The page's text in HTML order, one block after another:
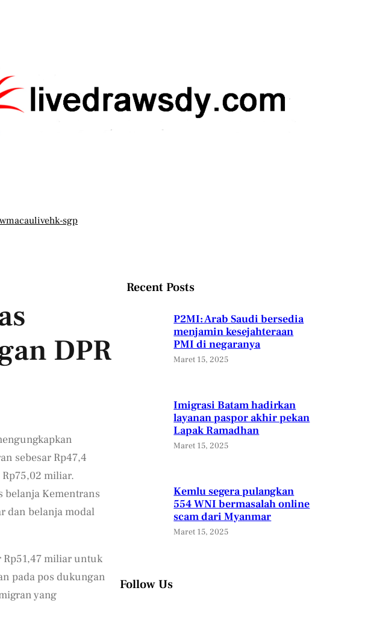
livehk-sgp
DPR
sebesar Rp47,4
miliar.
belanja Kementrans
dan belanja modal
Rp51,47 miliar untuk
pada pos dukungan
yang
Recent Posts
P2MI: Arab Saudi bersedia
menjamin kesejahteraan
PMI di negaranya
Maret 15, 2025
Imigrasi Batam hadirkan
layanan paspor akhir pekan
Lapak Ramadhan
Maret 15, 2025
Kemlu segera pulangkan
554 WNI bermasalah online
scam dari Myanmar
Maret 15, 2025
Follow Us